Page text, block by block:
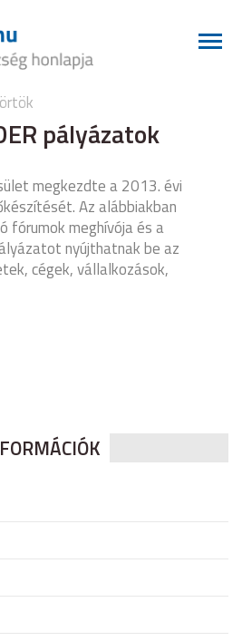
pályázatok
megkezdte a 2013. évi
Az alábbiakban
meghívója és a
nyújthatnak be az
cégek, vállalkozások,